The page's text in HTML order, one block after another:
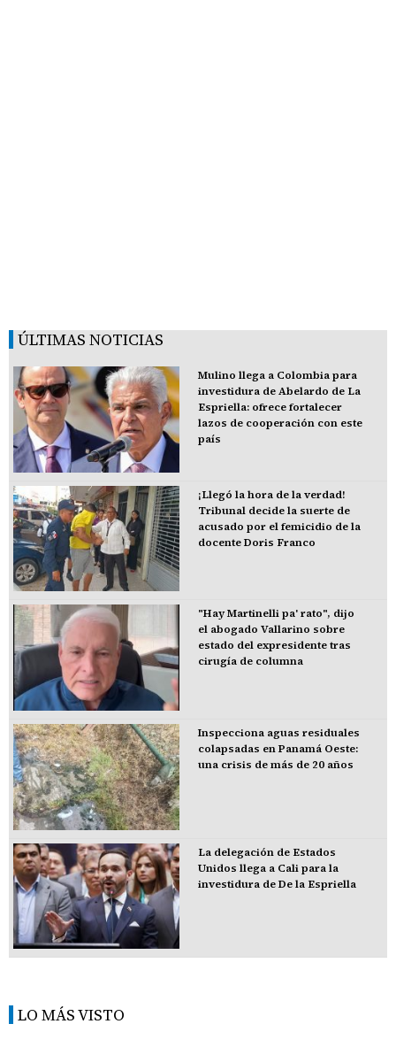
ÚLTIMAS NOTICIAS
Mulino llega a Colombia para
investidura de Abelardo de La
Espriella: ofrece fortalecer
lazos de cooperación con este
país
¡Llegó la hora de la verdad!
Tribunal decide la suerte de
acusado por el femicidio de la
docente Doris Franco
"Hay Martinelli pa' rato", dijo
el abogado Vallarino sobre
estado del expresidente tras
cirugía de columna
Inspecciona aguas residuales
colapsadas en Panamá Oeste:
una crisis de más de 20 años
La delegación de Estados
Unidos llega a Cali para la
investidura de De la Espriella
LO MÁS VISTO